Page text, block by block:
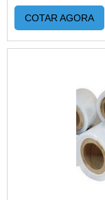
os produtos
dos materiais
para auxiliar na
transportar
DETALHES
PRODUTOÉ um
que possui
aderência. Além
destaca pela
COTAR AGORA